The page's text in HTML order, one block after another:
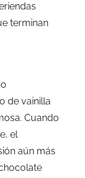
terminan
de vainilla
Cuando
el
aún más